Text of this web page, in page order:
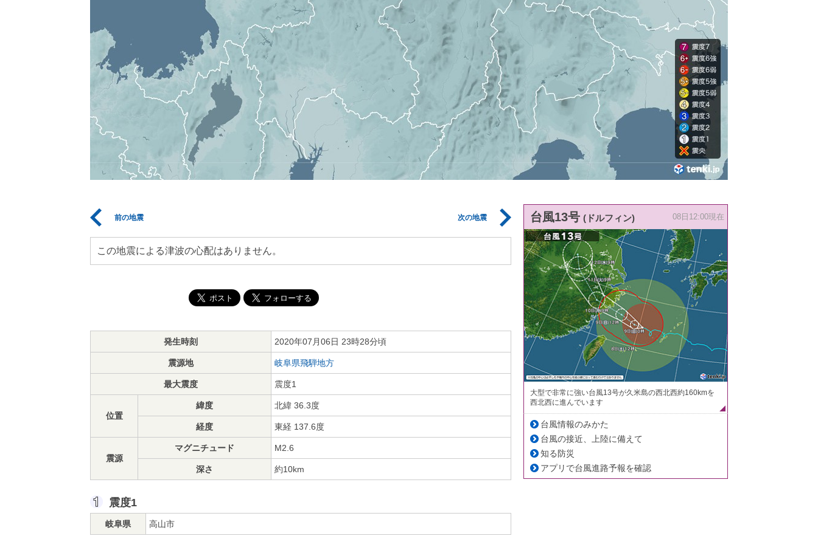
前の地震 次の地震
この地震による津波の心配はありません。
発生時刻 2020年07月06日 23時28分頃
震源地 岐阜県飛騨地方
最大震度 震度1
位置
緯度 北緯 36.3度
経度 東経 137.6度
震源
マグニチュード M2.6
深さ 約10km
震度1
岐阜県 高山市
台風13号 (ドルフィン) 08日12:00現在
大型で非常に強い台風13号が久米島の西北西約160kmを
西北西に進んでいます
台風情報のみかた
台風の接近、上陸に備えて
知る防災
アプリで台風進路予報を確認